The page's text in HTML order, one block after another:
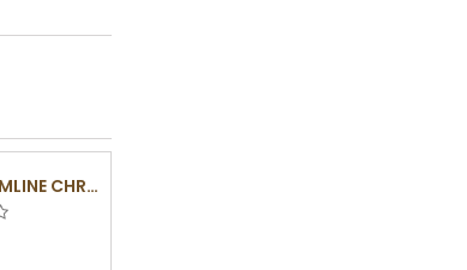
STYLO SLIMLINE CHROMÉ